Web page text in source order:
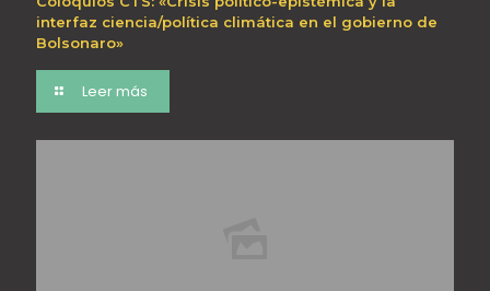
interfaz ciencia/política climática en el gobierno de
Bolsonaro»
Leer más